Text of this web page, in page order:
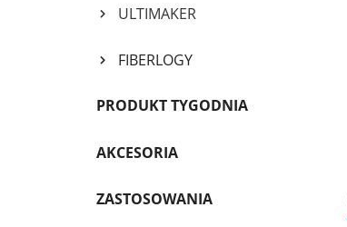
ULTIMAKER
FIBERLOGY
PRODUKT TYGODNIA
AKCESORIA
ZASTOSOWANIA